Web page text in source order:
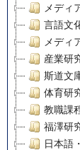
メディ
言語文
メディ
産業研
斯道文
体育研
教職課
福澤研
日本語